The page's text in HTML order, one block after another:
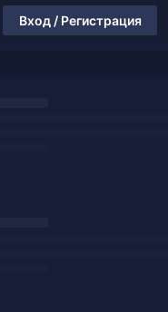
Вход / Регистрация